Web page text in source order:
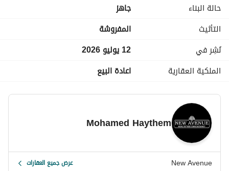
اجمالي السعر : 9,500,000 كاش
حالة البناء
جاهز
التأثيث
المفروشة
نُشِر في
12 يوليو 2026
الملكية العقارية
اعادة البيع
Mohamed Haythem
New Avenue عرض جميع العقارات